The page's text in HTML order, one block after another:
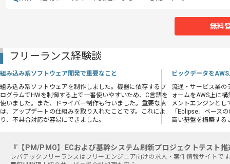
無料
フリーランス経験談
組み込み系ソフトウェア開発で重要なこと
組み込み系ソフトウェアを制作しました。機器に依存するプ
ログラムでHWを制御する上で一番使いやすいため、C言語を
使いました。また、ドライバー制作も行いました。重要な点
は、アップデートの仕組みを取り入れたことです。これによ
り、不具合対応が容易にできました。
ビックデータを
流通・サービス業の
ォームをAWS上に
メントエンジンとし
「Eclipse」ベース
高い基盤を構築する
『【PM/PMO】ECおよび基幹システム刷新プロジェクトテスト